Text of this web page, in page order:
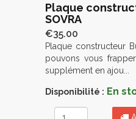
Plaque
SOVRA
€35.00
Plaque constructeur
pouvons vous
supplément en ajou...
Disponibilité : En